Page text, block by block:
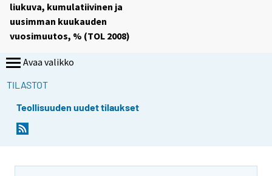
liukuva, kumulatiivinen ja
uusimman kuukauden
vuosimuutos, % (TOL 2008)
Avaa valikko
TILASTOT
Teollisuuden uudet tilaukset